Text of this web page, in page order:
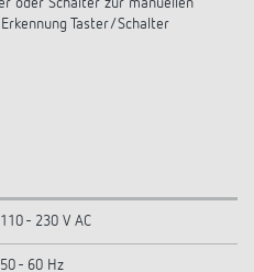
oder Schalter zur manuellen
Taster/Schalter
110 - 230 V AC
50 - 60 Hz